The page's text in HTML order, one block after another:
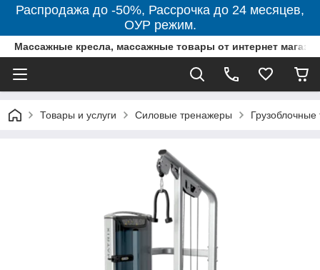
Распродажа до -50%, Рассрочка до 24 месяцев,
ОУР режим.
Массажные кресла, массажные товары от интернет
Товары и услуги Силовые тренажеры